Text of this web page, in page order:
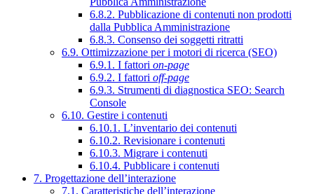
6.8.2. Pubblicazione di contenuti non prodotti
dalla Pubblica Amministrazione
6.8.3. Consenso dei soggetti ritratti
6.9. Ottimizzazione per i motori di ricerca (SEO)
6.9.1. I fattori on-page
6.9.2. I fattori off-page
6.9.3. Strumenti di diagnostica SEO: Search
Console
6.10. Gestire i contenuti
6.10.1. L’inventario dei contenuti
6.10.2. Revisionare i contenuti
6.10.3. Migrare i contenuti
6.10.4. Pubblicare i contenuti
7. Progettazione dell’interazione
7.1. Caratteristiche dell’interazione